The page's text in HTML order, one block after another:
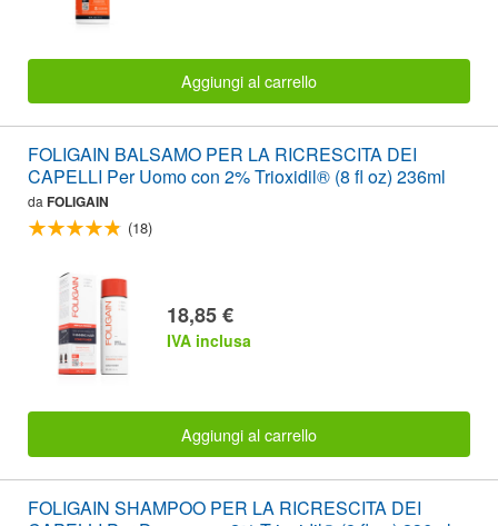
Aggiungi al carrello
FOLIGAIN BALSAMO PER LA RICRESCITA DEI
CAPELLI Per Uomo con 2% Trioxidil® (8 fl oz) 236ml
da FOLIGAIN
(18)
18,85 €
IVA inclusa
Aggiungi al carrello
FOLIGAIN SHAMPOO PER LA RICRESCITA DEI